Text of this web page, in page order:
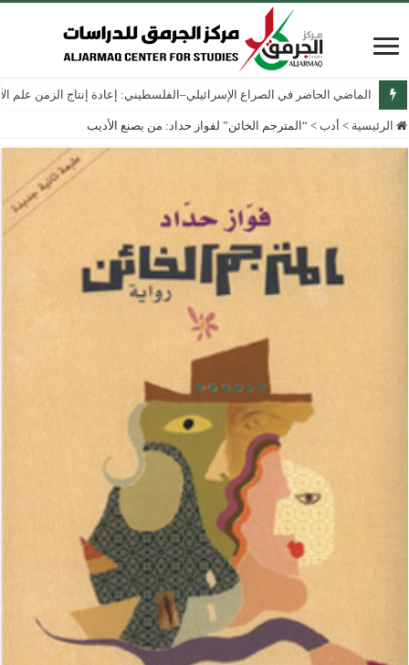
الماضي الحاضر في الصراع الإسرائيلي–الفلسطيني: إعادة إنتاج الزمن علم
الرئيسية > أدب > “المترجم الخائن” لفواز حداد: من يصنع الأديب